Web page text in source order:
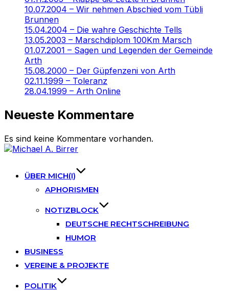
10.07.2004 – Wir nehmen Abschied vom Tübli
Brunnen
15.04.2004 – Die wahre Geschichte Tells
13.05.2003 – Marschdiplom 100Km Marsch
01.07.2001 – Sagen und Legenden der Gemeinde
Arth
15.08.2000 – Der Güpfenzeni von Arth
02.11.1999 – Toleranz
28.04.1999 – Arth Online
Neueste Kommentare
Es sind keine Kommentare vorhanden.
Skip
ÜBER MICH(I)
APHORISMEN
NOTIZBLOCK
DEUTSCHE RECHTSCHREIBUNG
HUMOR
BUSINESS
VEREINE & PROJEKTE
POLITIK